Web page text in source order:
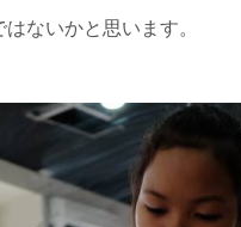
ないかと思います。